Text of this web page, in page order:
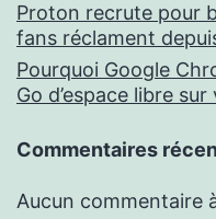
Proton recrute pour
fans réclament
Pourquoi Google
Go d’espace libre
Commentaires
Aucun commentaire